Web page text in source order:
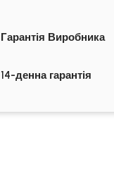
Гарантія Виробника
14-денна гарантія